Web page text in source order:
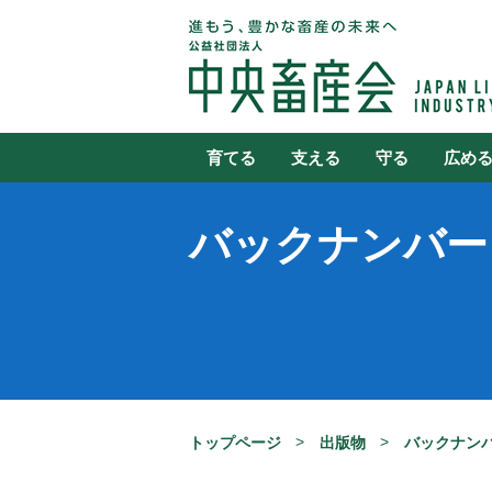
育てる 支える 守る 広める
バックナンバー
トップページ 出版物 バックナン